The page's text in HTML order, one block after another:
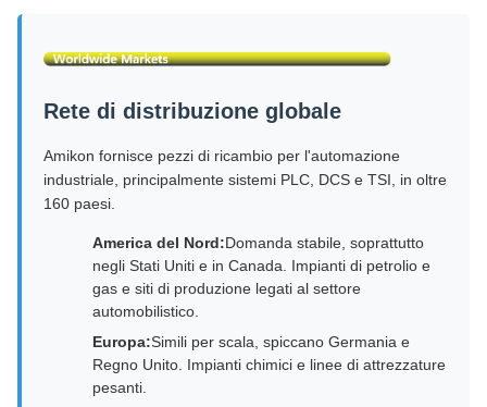
Rete di distribuzione globale
Amikon fornisce pezzi di ricambio per l'automazione
industriale, principalmente sistemi PLC, DCS e TSI, in oltre
160 paesi.
America del Nord:Domanda stabile, soprattutto
negli Stati Uniti e in Canada. Impianti di petrolio e
gas e siti di produzione legati al settore
automobilistico.
Europa:Simili per scala, spiccano Germania e
Regno Unito. Impianti chimici e linee di attrezzature
pesanti.